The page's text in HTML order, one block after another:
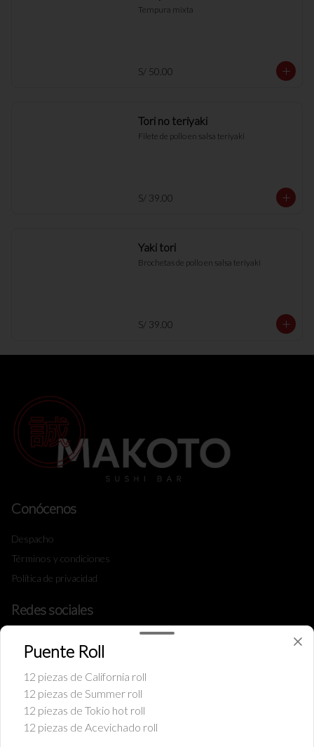
Tempura mixta
S/ 50.00
Tori no teriyaki
Filete de pollo en salsa teriyaki
S/ 39.00
Yaki tori
Brochetas de pollo en salsa teriyaki
S/ 39.00
Conócenos
Despacho
Términos y condiciones
Política de privacidad
Redes sociales
Facebook
Mi cuenta
Pedir
Puente Roll
12 piezas de California roll
12 piezas de Summer roll
12 piezas de Tokio hot roll
12 piezas de Acevichado roll